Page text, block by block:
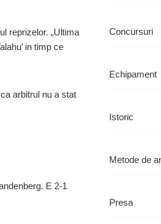
reprizelor. „Ultima
in timp ce
arbitrul nu a stat
E 2-1
Concursuri
Echipament
Istoric
Metode de
Presa